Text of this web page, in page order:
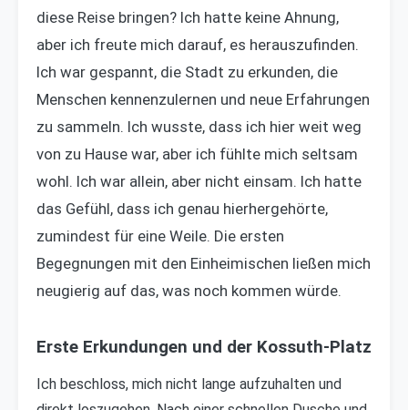
diese Reise bringen? Ich hatte keine Ahnung,
aber ich freute mich darauf, es herauszufinden.
Ich war gespannt, die Stadt zu erkunden, die
Menschen kennenzulernen und neue Erfahrungen
zu sammeln. Ich wusste, dass ich hier weit weg
von zu Hause war, aber ich fühlte mich seltsam
wohl. Ich war allein, aber nicht einsam. Ich hatte
das Gefühl, dass ich genau hierhergehörte,
zumindest für eine Weile. Die ersten
Begegnungen mit den Einheimischen ließen mich
neugierig auf das, was noch kommen würde.
Erste Erkundungen und der Kossuth-Platz
Ich beschloss, mich nicht lange aufzuhalten und